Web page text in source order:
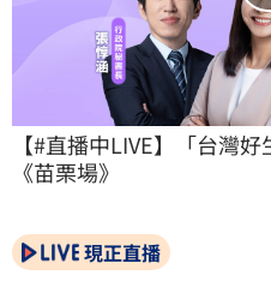
【#直播中LIVE】「台灣
《苗栗場》
現正直播